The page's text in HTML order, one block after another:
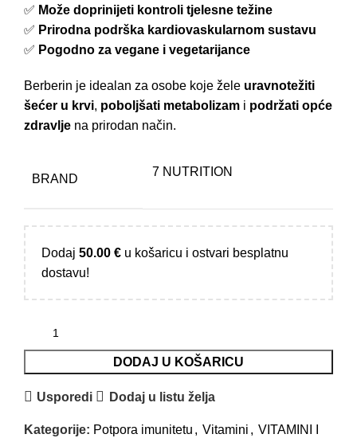
✅ Može doprinijeti kontroli tjelesne težine
✅ Prirodna podrška kardiovaskularnom sustavu
✅ Pogodno za vegane i vegetarijance
Berberin je idealan za osobe koje žele uravnotežiti
šećer u krvi, poboljšati metabolizam i podržati opće
zdravlje na prirodan način.
BRAND
7 NUTRITION
Dodaj 50.00 € u košaricu i ostvari besplatnu
dostavu!
DODAJ U KOŠARICU
Usporedi Dodaj u listu želja
Kategorije: Potpora imunitetu , Vitamini , VITAMINI I